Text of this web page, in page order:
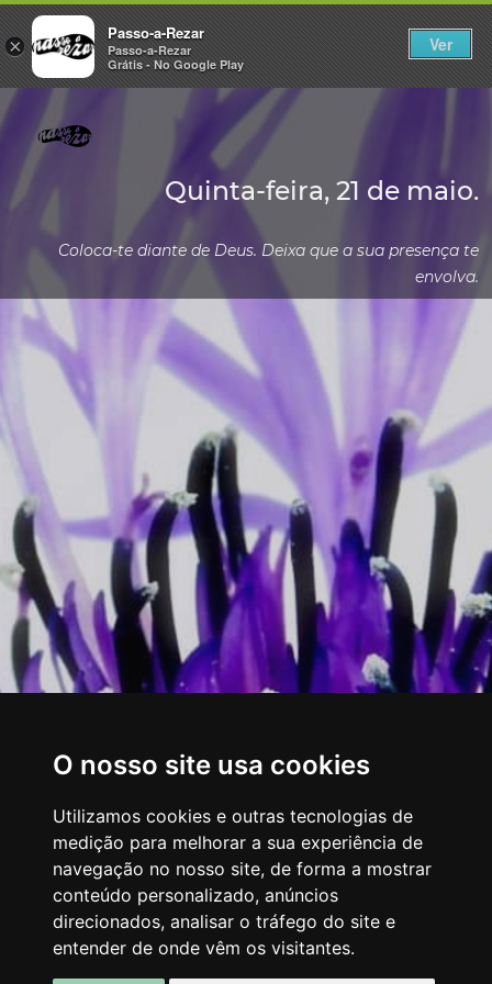
O nosso site usa cookies
Utilizamos cookies e outras tecnologias de
medição para melhorar a sua experiência de
navegação no nosso site, de forma a mostrar
conteúdo personalizado, anúncios
direcionados, analisar o tráfego do site e
entender de onde vêm os visitantes.
×
Passo-a-Rezar
Passo-a-Rezar
Grátis - No Google Play
Ver
Quinta-feira, 21 de maio.
Coloca-te diante de Deus. Deixa que a sua presença te
envolva.